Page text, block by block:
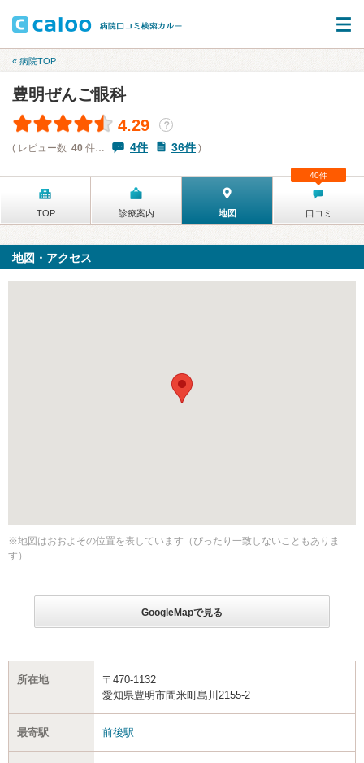
« 病院TOP
豊明ぜんご眼科
4.29
？
( レビュー数 40 件… 4件 36件)
TOP 診療案内 地図 口コミ
40件
地図・アクセス
※地図はおおよその位置を表しています（ぴったり一致しないこともありま
す）
GoogleMapで見る
所在地
〒470-1132
愛知県豊明市間米町島川2155-2
最寄駅 前後駅